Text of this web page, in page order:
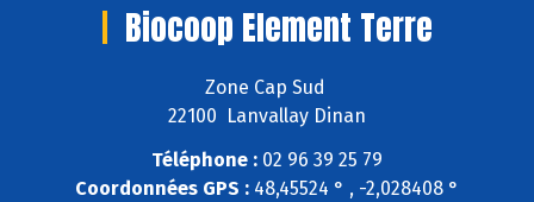
Biocoop Element Terre
Zone Cap Sud
22100 Lanvallay Dinan
Téléphone : 02 96 39 25 79
Coordonnées GPS : 48,45524 ° , -2,028408 °